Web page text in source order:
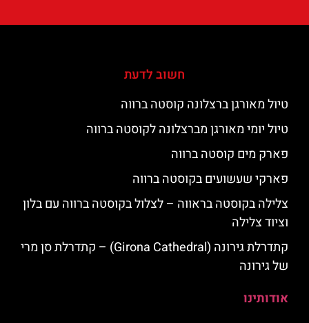
חשוב לדעת
טיול מאורגן ברצלונה קוסטה ברווה
טיול יומי מאורגן מברצלונה לקוסטה ברווה
פארק מים קוסטה ברווה
פארקי שעשועים בקוסטה ברווה
צלילה בקוסטה בראווה – לצלול בקוסטה ברווה עם בלון
וציוד צלילה
קתדרלת גירונה (Girona Cathedral) – קתדרלת סן מרי
של גירונה
אודותינו